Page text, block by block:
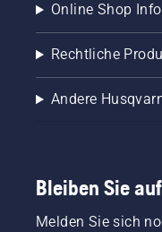
Online Shop
Rechtliche
Andere
Bleiben Sie
Melden Sie sich